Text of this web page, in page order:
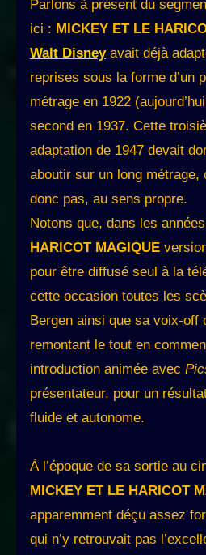
Parlons à présent du
ici : MICKEY ET LE
Walt Disneyavait déjà
reprises sous la forme d’un
métrage en 1922
second en 1937. Cette
adaptation de 1947 devait
aboutir sur un long métrage,
donc pas, au sens propre.
Notons que, dans les
HARICOT MAGIQUE
pour être diffusé seul à la
cette occasion toutes les
Bergen ainsi que sa voix-off
remontant le tout en
introduction animée avec
présentateur, pour un
fluide et autonome.
À l’époque de sa sortie au
MICKEY ET LE HARICOT
apparemment déçu assez
qui n’y retrouvait pas